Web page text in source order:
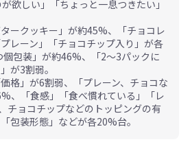
欲しい」「ちょっと一息つきたい」
ークッキー」が約45%、「チョコレ
レーン」「チョコチップ入り」が各
包装」が約46%、「2～3パックに
が3割弱。
格」が6割弱、「プレーン、チョコな
、「食感」「食べ慣れている」「レ
チョコチップなどのトッピングの有
包装形態」などが各20%台。